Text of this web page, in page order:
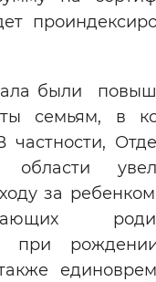
были
семьям, в
частности,
за
при